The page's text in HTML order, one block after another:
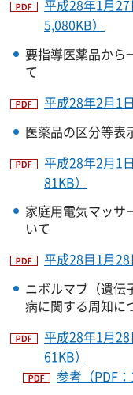
平成28年1月
5,080KB）
要指導医薬品から
て
平成28年2月1
医薬品の区分等表
平成28年2月1
81KB）
家庭用電気マッサ
いて
平成28目1月28
ニボルマブ（遺伝
病に関する周知に
平成28年1月
61KB）
参考（PDF：